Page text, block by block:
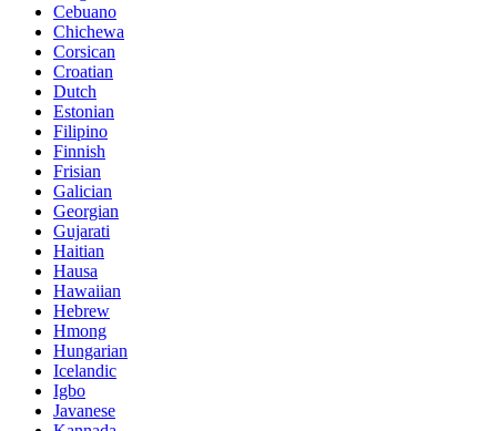
Cebuano
Chichewa
Corsican
Croatian
Dutch
Estonian
Filipino
Finnish
Frisian
Galician
Georgian
Gujarati
Haitian
Hausa
Hawaiian
Hebrew
Hmong
Hungarian
Icelandic
Igbo
Javanese